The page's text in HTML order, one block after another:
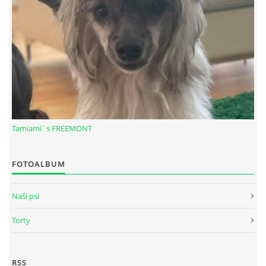
Tamiami´s FREEMONT
FOTOALBUM
Naši psi
Torty
RSS